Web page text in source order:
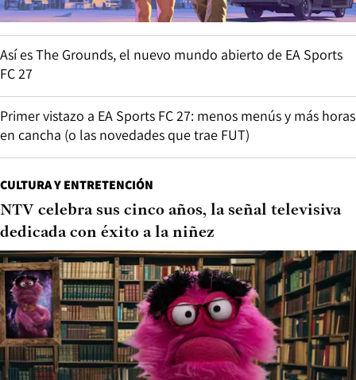
Así es The Grounds, el nuevo mundo abierto de EA Sports
FC 27
Primer vistazo a EA Sports FC 27: menos menús y más horas
en cancha (o las novedades que trae FUT)
CULTURA Y ENTRETENCIÓN
NTV celebra sus cinco años, la señal televisiva
dedicada con éxito a la niñez